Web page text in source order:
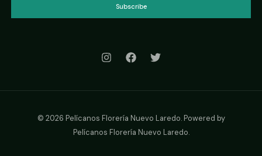
Subscribe
© 2026 Pelícanos Florería Nuevo Laredo. Powered by
Pelícanos Florería Nuevo Laredo.